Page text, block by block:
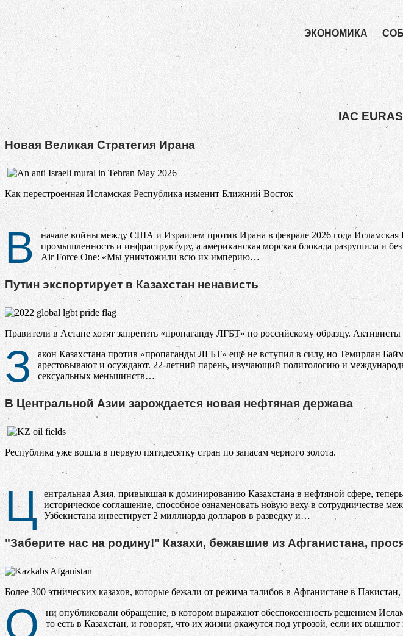
ЭКОНОМИКА
IAC
Новая Великая Стратегия Ирана
Как перестроенная Исламская Республика изменит Ближний Восток
В
начале войны между США и Израилем против Ирана в феврале 2026 года
промышленность и инфраструктуру, а американская морская блокада разрушила и
Air Force One: «Мы уничтожили всю их империю…
Путин экспортирует в Казахстан ненависть
Правители в Астане хотят запретить «пропаганду ЛГБТ» по российскому образцу.
З
акон Казахстана против «пропаганды ЛГБТ» ещё не вступил в силу, но Темирлан
арестовывают и осуждают. 22-летний парень, изучающий политологию и
сексуальных меньшинств…
В Центральной Азии зарождается новая нефтяная держава
Республика уже вошла в первую пятидесятку стран по запасам черного золота.
Ц
ентральная Азия, привыкшая к доминированию Казахстана в нефтяной сфере,
историческое соглашение, способное ознаменовать новую веху в сотрудничестве
Узбекистана инвестирует 2 миллиарда долларов в разведку и…
"Заберите нас на родину!" Казахи, бежавшие из Афганистана,
Более 300 этнических казахов, которые бежали от режима талибов в Афганистане в
О
ни опубликовали обращение, в котором выражают обеспокоенность решением
то есть в Казахстан, и говорят, что их жизни окажутся под угрозой, если их